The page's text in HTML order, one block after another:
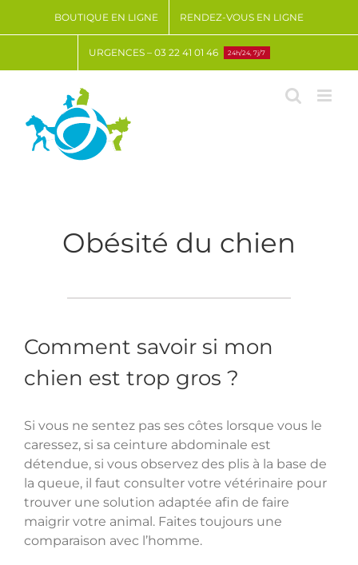
BOUTIQUE EN LIGNE RENDEZ-VOUS EN LIGNE
URGENCES – 03 22 41 01 46 24h/24, 7j/7
Obésité du chien
Comment savoir si mon
chien est trop gros ?
Si vous ne sentez pas ses côtes lorsque vous le
caressez, si sa ceinture abdominale est
détendue, si vous observez des plis à la base de
la queue, il faut consulter votre vétérinaire pour
trouver une solution adaptée afin de faire
maigrir votre animal. Faites toujours une
comparaison avec l’homme.